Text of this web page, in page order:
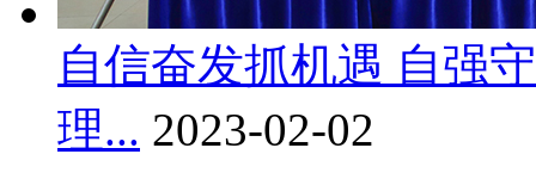
自信奋发抓机遇 自强
理... 2023-02-02